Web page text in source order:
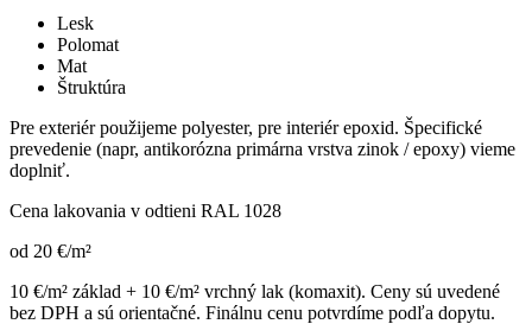
Lesk
Polomat
Mat
Štruktúra
Pre exteriér použijeme polyester, pre interiér epoxid. Špecifické
prevedenie (napr, antikorózna primárna vrstva zinok / epoxy) vieme
doplniť.
Cena lakovania v odtieni RAL 1028
od 20 €/m²
10 €/m² základ + 10 €/m² vrchný lak (komaxit). Ceny sú uvedené
bez DPH a sú orientačné. Finálnu cenu potvrdíme podľa dopytu.